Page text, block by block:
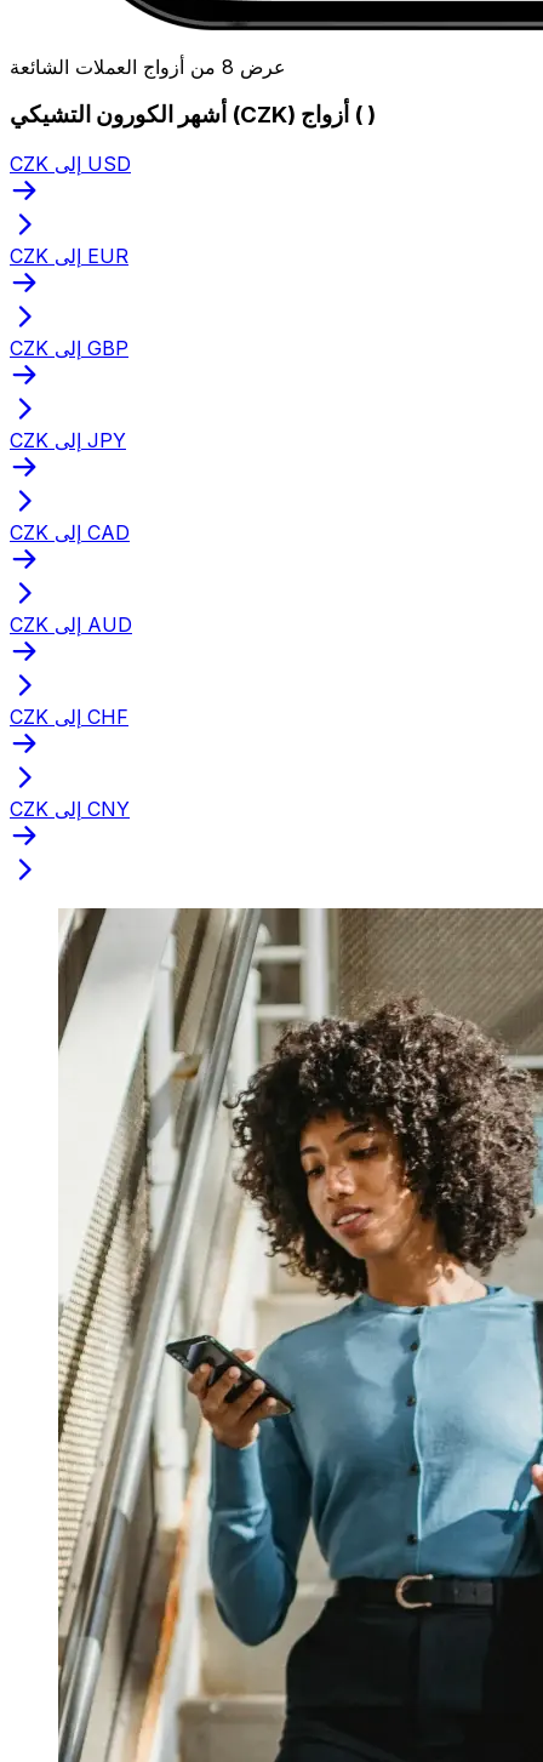
عرض 8 من أزواج العملات الشائعة
أشهر الكورون التشيكي (CZK) أزواج ( )
CZK إلى USD
CZK إلى EUR
CZK إلى GBP
CZK إلى JPY
CZK إلى CAD
CZK إلى AUD
CZK إلى CHF
CZK إلى CNY